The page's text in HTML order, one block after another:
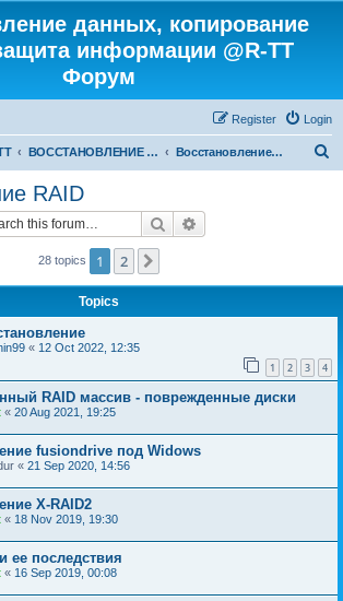
данных, копирование
информации @R-TT
Форум
Login
Register
ВОССТАНОВЛЕНИЕ ДАННЫХ И УДАЛЕННЫХ ФАЙЛОВ Восстановление RAID
RAID
Search
28 topics 1 2
Topics
« 12 Oct 2022, 12:35
1 2 3 4
RAID массив - поврежденные диски
« 20 Aug 2021, 19:25
fusiondrive под Widows
« 21 Sep 2020, 14:56
X-RAID2
« 18 Nov 2019, 19:30
ее последствия
« 16 Sep 2019, 00:08